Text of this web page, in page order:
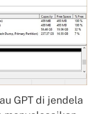
GPT di jendela